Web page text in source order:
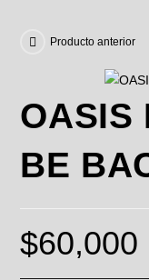
Producto anterior
OASIS
BE
$60,000